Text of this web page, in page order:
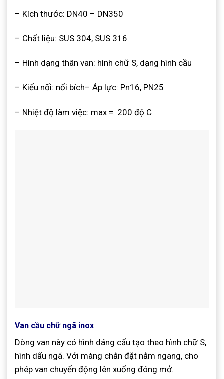
– Kích thước: DN40 – DN350
– Chất liệu: SUS 304, SUS 316
– Hình dạng thân van: hình chữ S, dạng hình cầu
– Kiểu nối: nối bích– Áp lực: Pn16, PN25
– Nhiệt độ làm việc: max = 200 độ C
Van cầu chữ ngã inox
Dòng van này có hình dáng cấu tạo theo hình chữ S,
hình dấu ngã. Với màng chắn đặt nằm ngang, cho
phép van chuyển động lên xuống đóng mở.